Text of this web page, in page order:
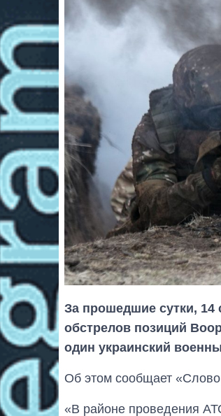
За прошедшие сутки, 14
обстрелов позиций
один украинский
Об этом сообщает
«В районе проведения